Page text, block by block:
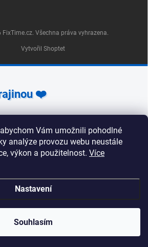
Vám umožnili pohodlné
analýze provozu webu neustále
výkon a použitelnost. Více
Nastavení
Souhlasím
5 Pondělí, úterý, středa, pátek:
Korunní 1295/55, Praha 2 Pondělí
Sobota: 10:00–18:00 Neděle:
Vytvořil Shoptet
FixTime.cz . Všechna práva vyhrazena.
❤️
»